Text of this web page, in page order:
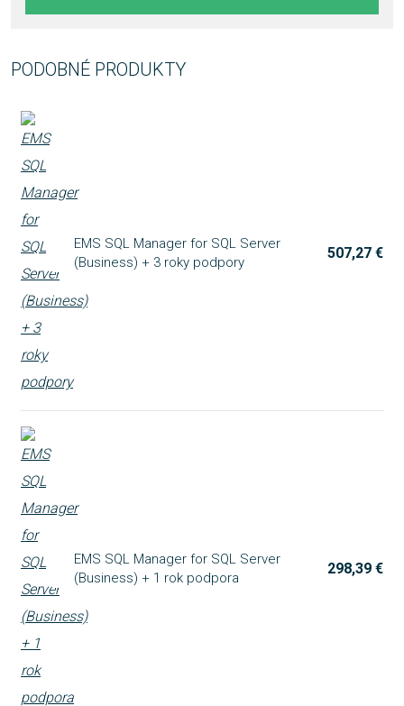
PODOBNÉ PRODUKTY
EMS SQL Manager for SQL Server
(Business) + 3 roky podpory
507,27 €
EMS SQL Manager for SQL Server
(Business) + 1 rok podpora
298,39 €